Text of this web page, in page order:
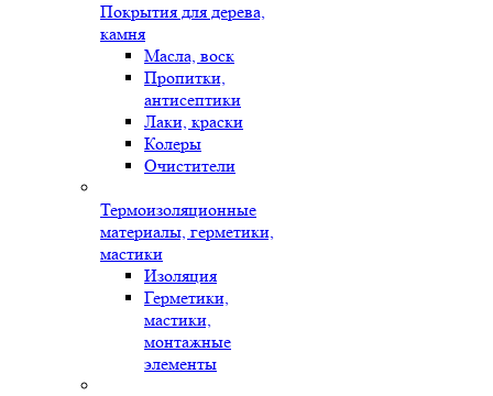
Покрытия для дерева,
камня
Масла, воск
Пропитки,
антисептики
Лаки, краски
Колеры
Очистители
Термоизоляционные
материалы, герметики,
мастики
Изоляция
Герметики,
мастики,
монтажные
элементы